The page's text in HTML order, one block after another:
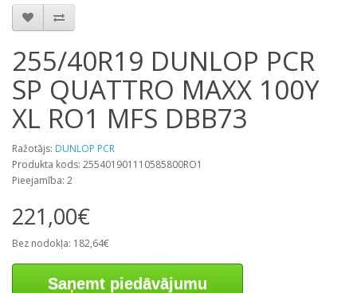
255/40R19 DUNLOP PCR
SP QUATTRO MAXX 100Y
XL RO1 MFS DBB73
Ražotājs: DUNLOP PCR
Produkta kods: 255401901110585800RO1
Pieejamība: 2
221,00€
Bez nodokļa: 182,64€
Saņemt piedāvājumu